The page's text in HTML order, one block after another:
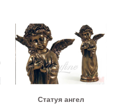
Статуя ангел